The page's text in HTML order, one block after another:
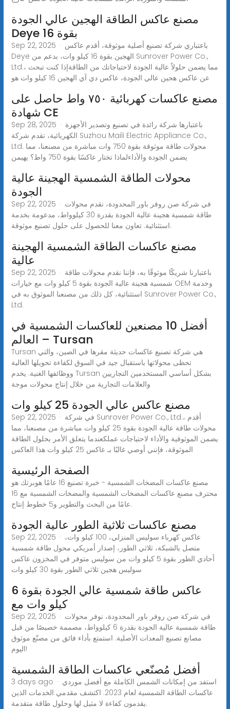
مصنع عاكس الطاقة الهجين عالي الجودة
Deye بقوة 16
Sep 22, 2025 · باعتباري شركة تصنيع أصلية موثوقة، أقدم عاكس
Deye الهجين بقوة 16 كيلو وات، بدعم من Sunrover Power Co.,
Ltd.، مما يضمن حلولاً عالية الجودة لاحتياجاتك من الطاقةإذا كنت تبحث
عن عاكس هجين عالي الجودة، عاكس دي آي الهجين 16 كيلو وات هو
مصنع عاكسات كهربائية ٧٥٠ واط حاصل على
شهادة CE
Sep 28, 2025 · باعتبارها شركة رائدة في تصنيع وتصدير الأجهزة
الكهربائية، تقدم شركة Suzhou Maili Electric Appliance Co.,
Ltd. محولات طاقة موثوقة بقوة 750 وات مباشرة من مصنعنا، مما
يضمن الجودة والأداءلماذا تختار عاكسًا بقوة 750 واط؟ يهيمن
محولات الطاقة الشمسية الهجينة عالية
الجودة
Sep 22, 2025 · في شركة صن روفر باور المحدودة، نقدم محولات
طاقة شمسية هجينة عالية الجودة بقدرة 30 كيلوواط، مدعومة بخدمة
استثنائية. تعاون معنا للحصول على حلول تصنيع موثوقة.
مصنع عاكسات الطاقة الشمسية الهجينة
عالية
Sep 22, 2025 · باعتبارنا شريكًا موثوقًا به، فإننا نقدم محولات طاقة
شمسية هجينة عالية الجودة بقوة 5 كيلو وات مع خيارات OEM وخدمة
استثنائية، كل ذلك من مصنعنا الموثوق به في Sunrover Power Co.,
Ltd.
أفضل 10 مصنعين للعاكسات الشمسية في
العالم – Tursan
Tursan هي شركة تصنيع عاكسات حديثة مقرها في الصين، والتي
تحظى محولاتها باستقبال جيد في السوق لكفاءة تحويلها العالية
ووظائفها الغنية. يخدم Tursan بشكل أساسي المستخدمين التجاريين
والعلامات التجارية من خلال إنتاج محولات موجة
مصنع عاكس عالي الجودة 25 كيلو وات
Sep 22, 2025 · في شركة Sunrover Power Co., Ltd.، أقدم
محولات طاقة عالية الجودة بقوة 25 كيلو وات مباشرة من مصنعنا، مما
يضمن الموثوقية والأداء لاحتياجات عملكعندما يتعلق الأمر بحلول الطاقة
الموثوقة، فإنني أوصي غالبًا بـ عاكس 25 كيلو وات هذا العاكس
الصفحة الرئيسية
مصنع عاكسات المضخات الشمسية - خبرة تصنيع 16 عامًا هوبرتك هو
محترف مصنع عاكسات المضخات الشمسية والمضخات الشمسية مع 16
عامًا من البحث والتطوير و5 خطوط إنتاج.
مصنع عاكسات ثلاثية الطور عالية الجودة
Sep 22, 2025 · عاكس كهرباء سوليس المنزلي، 100 كيلو وات،
متصل بالشبكة، ثلاثي الطور، إصدار أمريكي محول طاقة شمسية
أحادي الطور بقوة 5 كيلو وات من سوليس متوفر في المخزون عاكس
سوليس هجين ثلاثي الطور بقوة 30 كيلو وات
عاكس طاقة شمسية عالي الجودة بقوة 6
كيلو وات مع
Sep 22, 2025 · في شركة صن روفر باور المحدودة، نوفر محولات
طاقة شمسية عالية الجودة بقدرة 6 كيلوواط، مصممة خصيصًا من قبل
مصانع تصنيع المعدات الأصلية. استمتع بأداء فائق من مصنّع موثوق
اليوم!
أفضل مُصنّعي عاكسات الطاقة الشمسية
3 days ago · استفد من إمكانات الشمس الكاملة مع أفضل موردي
عاكسات الطاقة الشمسية لعام 2023. اكتشف مقدمي الخدمات الذين
يقدمون كفاءة لا مثيل لها وحلول طاقة متقدمة.